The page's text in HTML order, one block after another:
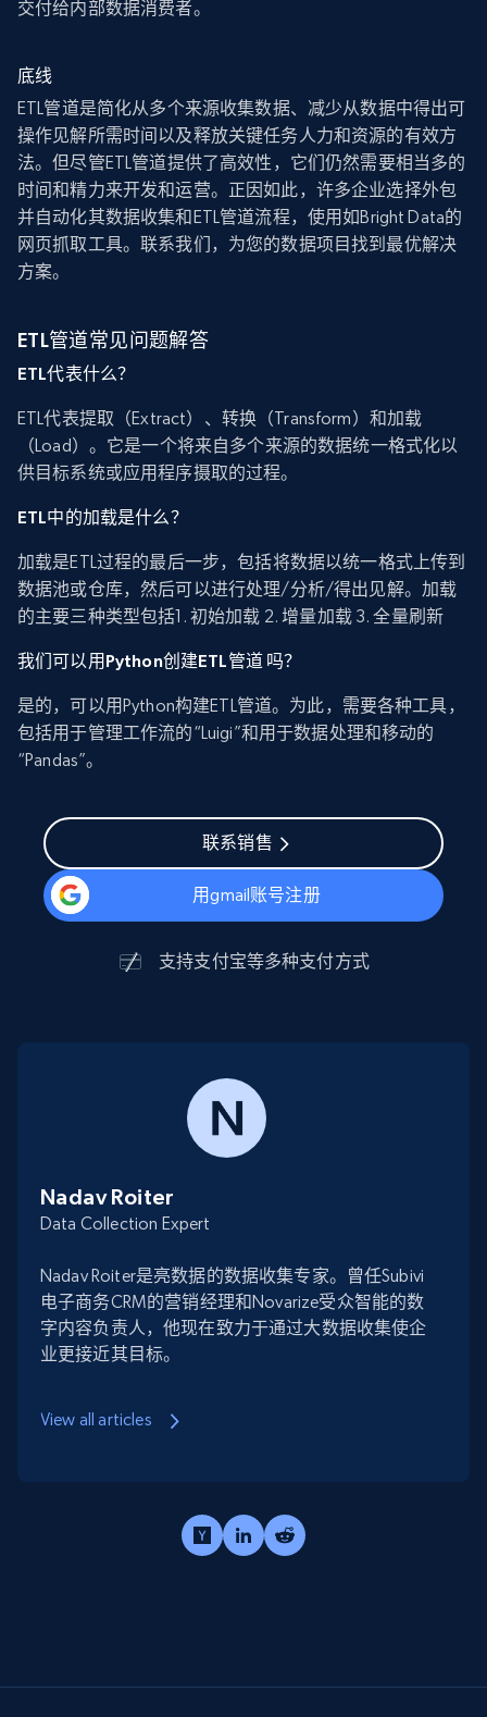
交付给内部数据消费者。
底线
ETL管道是简化从多个来源收集数据、减少从数据中得出可
操作见解所需时间以及释放关键任务人力和资源的有效方
法。但尽管ETL管道提供了高效性，它们仍然需要相当多的
时间和精力来开发和运营。正因如此，许多企业选择外包
并自动化其数据收集和ETL管道流程，使用如Bright Data的
网页抓取工具。联系我们，为您的数据项目找到最优解决
方案。
ETL管道常见问题解答
ETL代表什么？
ETL代表提取（Extract）、转换（Transform）和加载
（Load）。它是一个将来自多个来源的数据统一格式化以
供目标系统或应用程序摄取的过程。
ETL中的加载是什么？
加载是ETL过程的最后一步，包括将数据以统一格式上传到
数据池或仓库，然后可以进行处理/分析/得出见解。加载
的主要三种类型包括1. 初始加载 2. 增量加载 3. 全量刷新
我们可以用Python创建ETL管道 吗？
是的，可以用Python构建ETL管道。为此，需要各种工具，
包括用于管理工作流的“Luigi”和用于数据处理和移动的
“Pandas”。
联系销售
用gmail账号注册
支持支付宝等多种支付方式
Nadav Roiter
Data Collection Expert
Nadav Roiter是亮数据的数据收集专家。曾任Subivi
电子商务CRM的营销经理和Novarize受众智能的数
字内容负责人，他现在致力于通过大数据收集使企
业更接近其目标。
View all articles